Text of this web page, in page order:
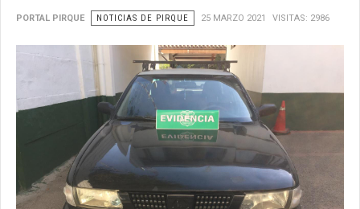
PORTAL PIRQUE NOTICIAS DE PIRQUE 25 MARZO 2021 VISITAS: 2986